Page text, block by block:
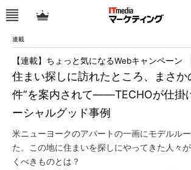
連載
住まい探しに訪れたところ、まさか
件”を案内されて――TECHOが仕掛
ーシャルグッド事例
【連載】ちょっと気になるWebキャンペーン
米ニューヨークのアパートの一画にモデルル
た。この地に住まいを探しにやってきた人々
くべきものとは？